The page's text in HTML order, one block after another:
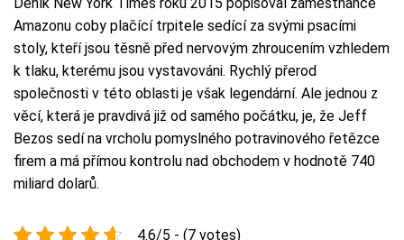
Amazonu coby plačící trpitele sedící za svými psacími
stoly, kteří jsou těsně před nervovým zhroucením vzhledem
k tlaku, kterému jsou vystavováni. Rychlý přerod
společnosti v této oblasti je však legendární. Ale jednou z
věcí, která je pravdivá již od samého počátku, je, že Jeff
Bezos sedí na vrcholu pomyslného potravinového řetězce
firem a má přímou kontrolu nad obchodem v hodnotě 740
miliard dolarů.
4.6/5 - (7 votes)